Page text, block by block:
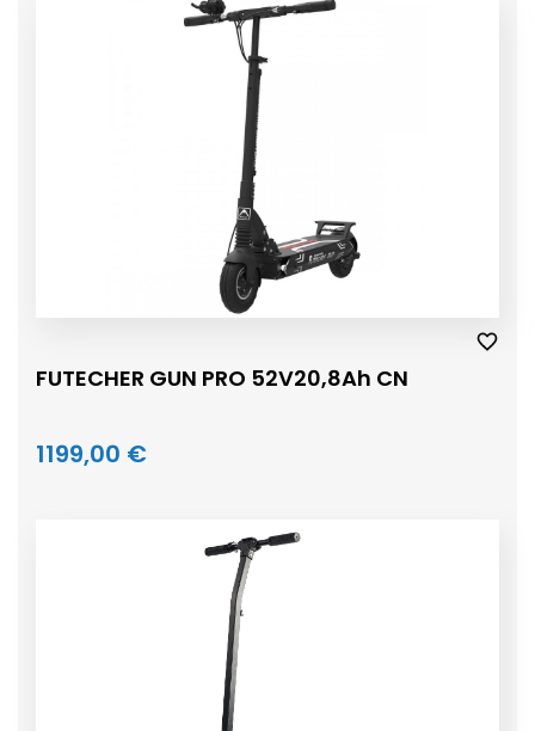
FUTECHER GUN PRO 52V20,8Ah CN
1199,00 €